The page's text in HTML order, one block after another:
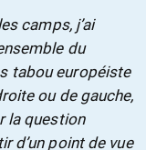
camps, j’ai
du
tabou européiste
ou de gauche,
la question
d’un point de vue